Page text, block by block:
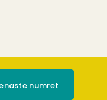
numret